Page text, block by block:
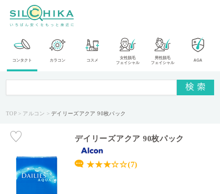
コンタクト カラコン コスメ
女性脱毛
フェイシャル
男性脱毛
フェイシャル
AGA
TOP アルコン デイリーズアクア 90枚パック
デイリーズアクア 90枚パック
★★★☆☆(7)
カ
テ
ゴ
メ
カ